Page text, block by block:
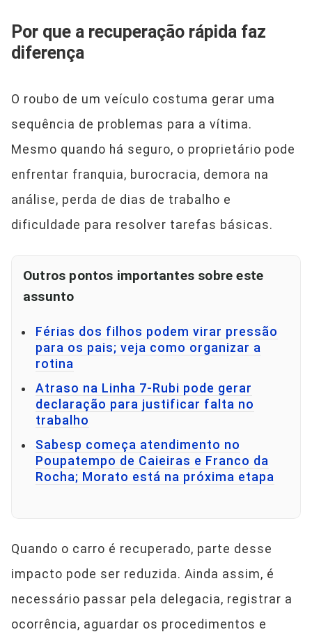
Por que a recuperação rápida faz
diferença
O roubo de um veículo costuma gerar uma
sequência de problemas para a vítima.
Mesmo quando há seguro, o proprietário pode
enfrentar franquia, burocracia, demora na
análise, perda de dias de trabalho e
dificuldade para resolver tarefas básicas.
Outros pontos importantes sobre este
assunto
Férias dos filhos podem virar pressão
para os pais; veja como organizar a
rotina
Atraso na Linha 7-Rubi pode gerar
declaração para justificar falta no
trabalho
Sabesp começa atendimento no
Poupatempo de Caieiras e Franco da
Rocha; Morato está na próxima etapa
Quando o carro é recuperado, parte desse
impacto pode ser reduzida. Ainda assim, é
necessário passar pela delegacia, registrar a
ocorrência, aguardar os procedimentos e